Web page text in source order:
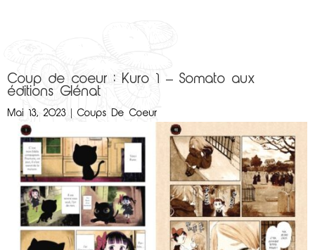
Coup de coeur : Kuro 1 – Somato aux
éditions Glénat
Mai 13, 2023 |Coups De Coeur